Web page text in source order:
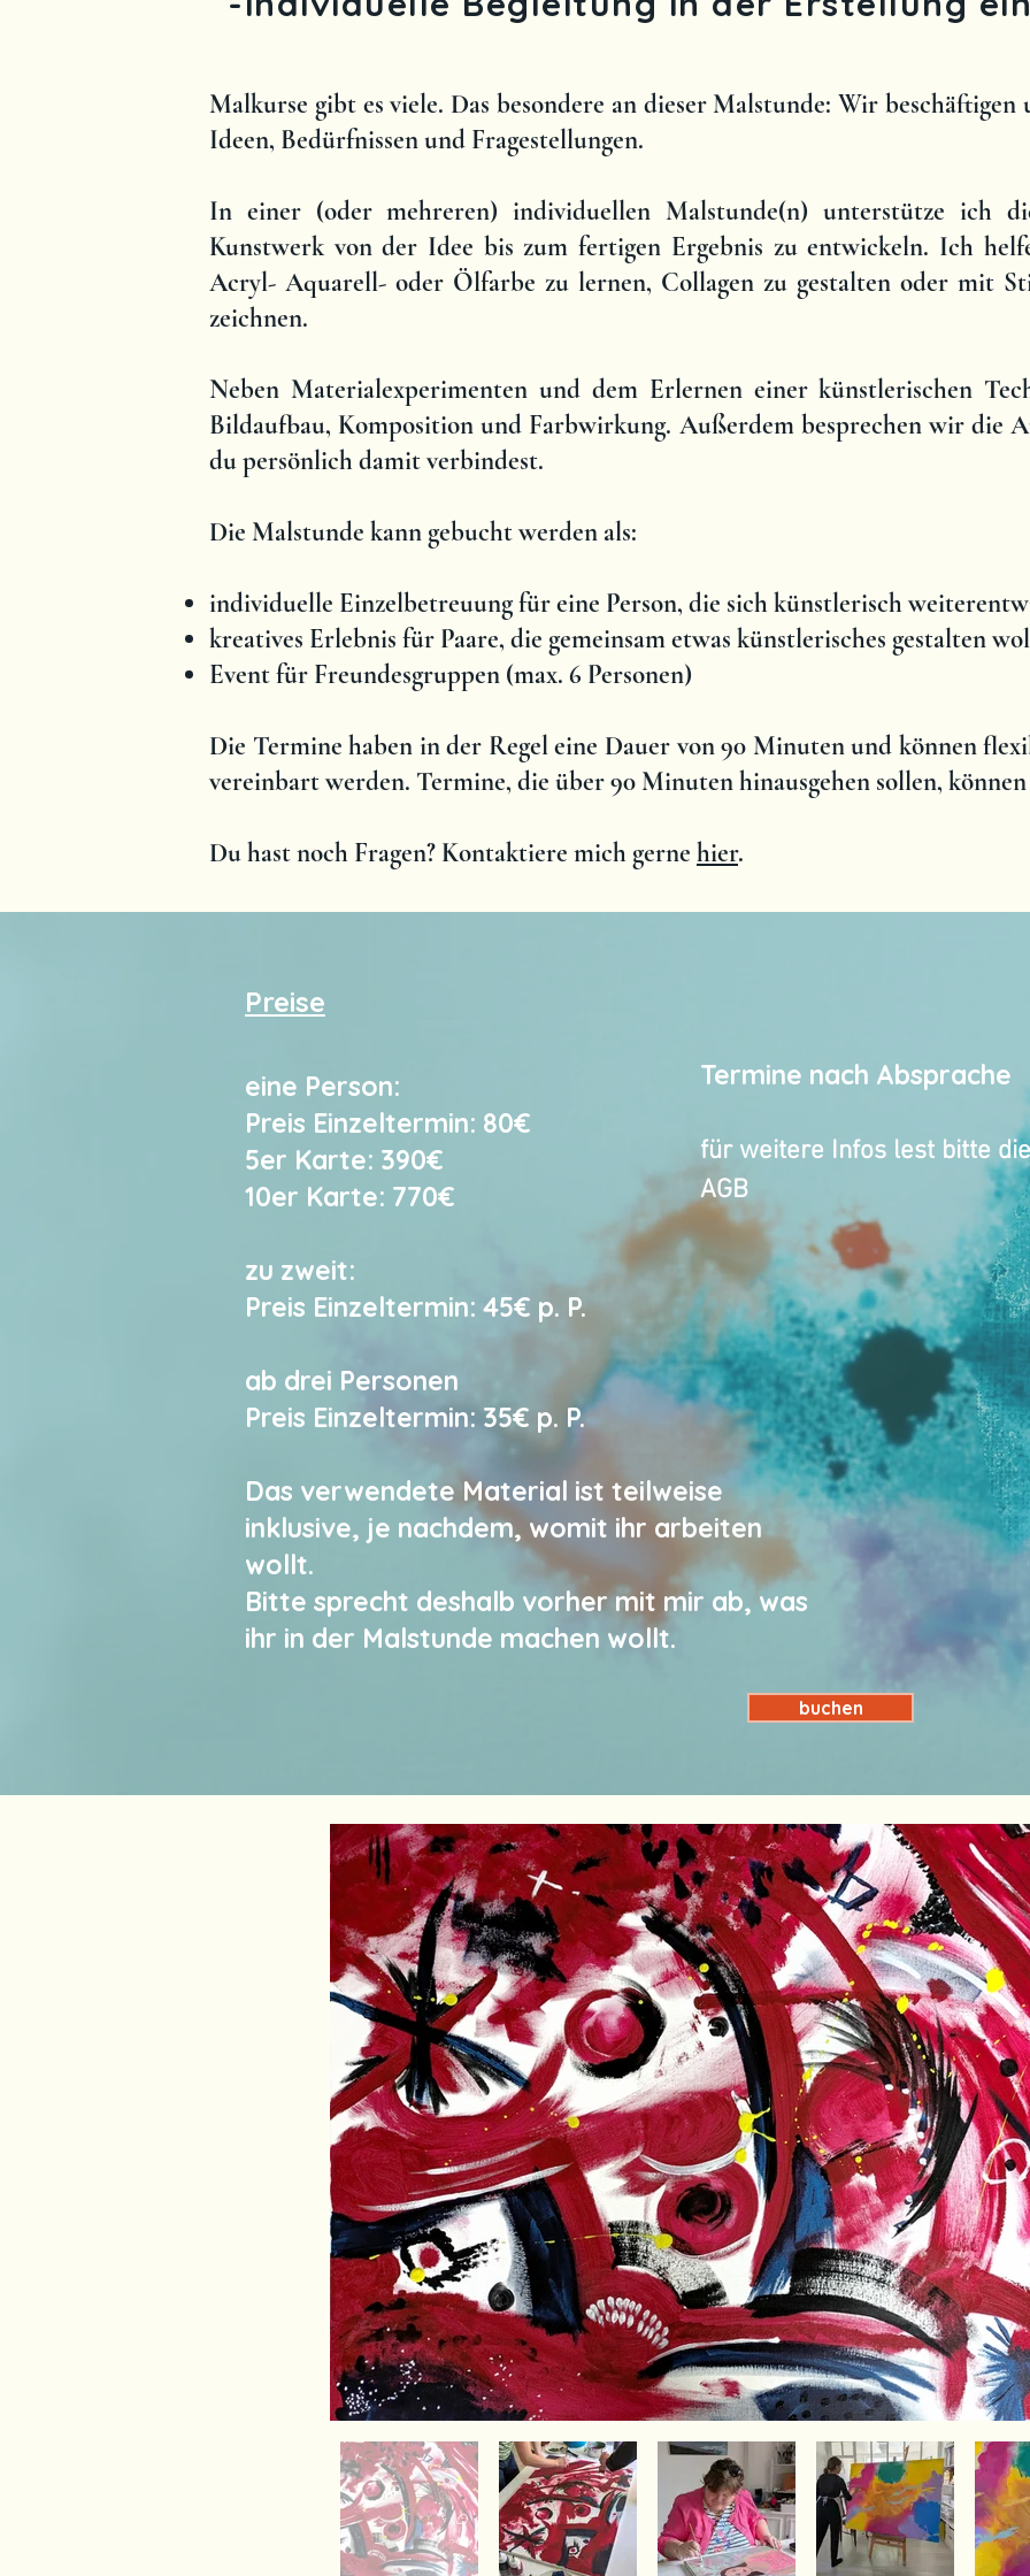
Malkurse gibt es viele. Das besondere an dieser Malstunde: Wir
Ideen, Bedürfnissen und Fragestellungen.
In einer (oder mehreren) individuellen Malstunde(n) unterstütze ich
Kunstwerk von der Idee bis zum fertigen Ergebnis zu entwickeln. Ich
Acryl- Aquarell- oder Ölfarbe zu lernen, Collagen zu gestalten oder mit
zeichnen.
Neben Materialexperimenten und dem Erlernen einer künstlerischen
Bildaufbau, Komposition und Farbwirkung. Außerdem besprechen wir die
du persönlich damit verbindest.
Die Malstunde kann gebucht werden als:
individuelle Einzelbetreuung für eine Person, die sich künstlerisch
kreatives Erlebnis für Paare, die gemeinsam etwas künstlerisches gestalten
Event für Freundesgruppen (max. 6 Personen)
Die Termine haben in der Regel eine Dauer von 90 Minuten und können
vereinbart werden. Termine, die über 90 Minuten hinausgehen sollen,
Du hast noch Fragen? Kontaktiere mich gerne hier.
Preise
eine Person:
Preis Einzeltermin: 80€
5er Karte: 390€
10er Karte: 770€
zu zweit:
Preis Einzeltermin: 45€ p. P.
ab drei Personen
Preis Einzeltermin: 35€ p. P.
Das verwendete Material ist teilweise
inklusive, je nachdem, womit ihr arbeiten
wollt.
Bitte sprecht deshalb vorher mit mir ab, was
ihr in der Malstunde machen wollt.
buchen
Termine nach Absprache
für weitere Infos lest bitte die
AGB